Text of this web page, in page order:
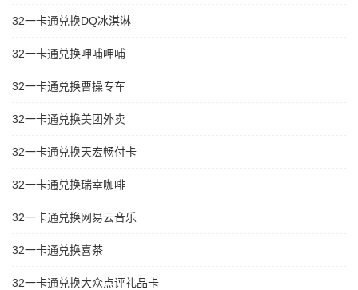
32一卡通兑换DQ冰淇淋
32一卡通兑换呷哺呷哺
32一卡通兑换曹操专车
32一卡通兑换美团外卖
32一卡通兑换天宏畅付卡
32一卡通兑换瑞幸咖啡
32一卡通兑换网易云音乐
32一卡通兑换喜茶
32一卡通兑换大众点评礼品卡